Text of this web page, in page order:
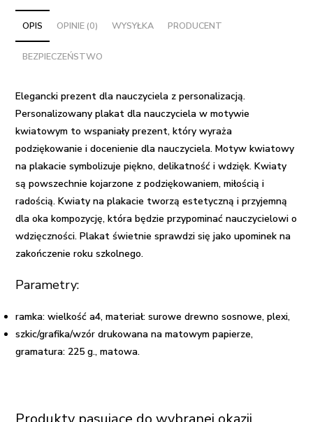
nauczyciela
personalizacją
OPIS OPINIE (0) WYSYŁKA PRODUCENT
BEZPIECZEŃSTWO
Elegancki prezent dla nauczyciela z personalizacją.
Personalizowany plakat dla nauczyciela w motywie
kwiatowym towspaniały prezent, który wyraża
podziękowanie i docenienie dla nauczyciela. Motyw kwiatowy
na plakacie symbolizuje piękno, delikatność i wdzięk. Kwiaty
są powszechnie kojarzone z podziękowaniem, miłością i
radością. Kwiaty na plakacie tworzą estetyczną i przyjemną
dla oka kompozycję, która będzie przypominać nauczycielowi o
wdzięczności. Plakat świetnie sprawdzi się jakoupominek na
zakończenie roku szkolnego.
Parametry:
ramka: wielkość a4, materiał: surowe drewno sosnowe, plexi,
szkic/grafika/wzór drukowana na matowym papierze,
gramatura: 225 g., matowa.